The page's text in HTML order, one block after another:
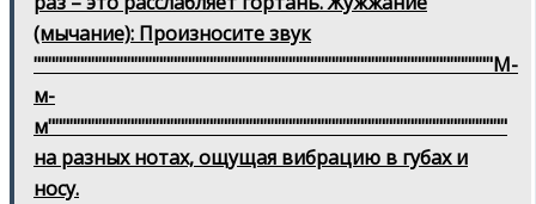
(мычание): Произносите звук
""""""""""""""""""""""""""""""""""""""""""""""""""""""""""""""""М-
м-
м""""""""""""""""""""""""""""""""""""""""""""""""""""""""""""""""
на разных нотах, ощущая вибрацию в губах и
носу.